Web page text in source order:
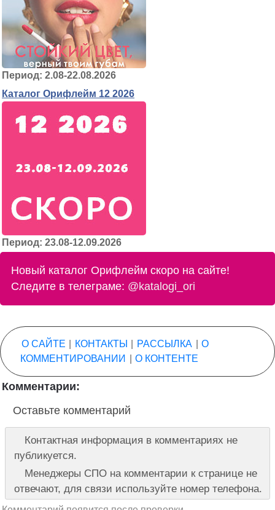
Период: 2.08-22.08.2026
Каталог Орифлейм 12 2026
Период: 23.08-12.09.2026
Новый каталог Орифлейм скоро на сайте!
Следите в телеграме: @katalogi_ori
О САЙТЕ КОНТАКТЫ РАССЫЛКА
О
КОММЕНТИРОВАНИИ
О КОНТЕНТЕ
Комментарии:
Оставьте комментарий
Контактная информация в комментариях не
публикуется.
Менеджеры СПО на комментарии к странице не
отвечают, для связи используйте номер телефона.